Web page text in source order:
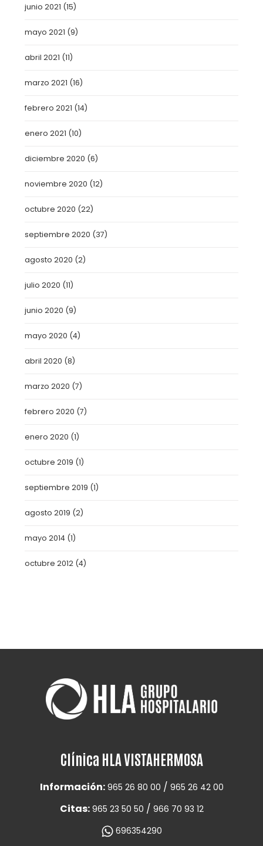
junio 2021 (15)
mayo 2021 (9)
abril 2021 (11)
marzo 2021 (16)
febrero 2021 (14)
enero 2021 (10)
diciembre 2020 (6)
noviembre 2020 (12)
octubre 2020 (22)
septiembre 2020 (37)
agosto 2020 (2)
julio 2020 (11)
junio 2020 (9)
mayo 2020 (4)
abril 2020 (8)
marzo 2020 (7)
febrero 2020 (7)
enero 2020 (1)
octubre 2019 (1)
septiembre 2019 (1)
agosto 2019 (2)
mayo 2014 (1)
octubre 2012 (4)
Clínica HLA VISTAHERMOSA
Información: 965 26 80 00 / 965 26 42 00
Citas: 965 23 50 50 / 966 70 93 12
696354290